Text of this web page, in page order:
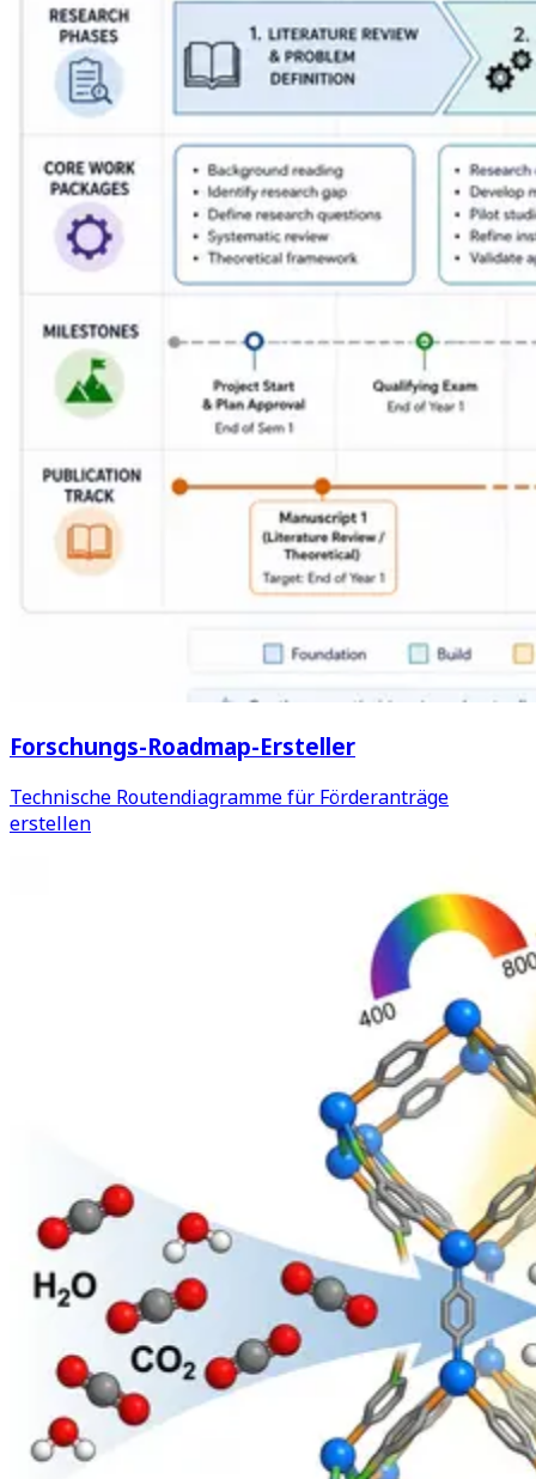
Forschungs-Roadmap-Ersteller
Technische Routendiagramme für Förderanträge
erstellen